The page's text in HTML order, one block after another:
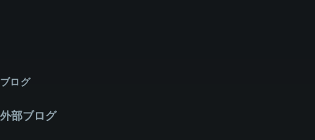
ブログ
外部ブログ